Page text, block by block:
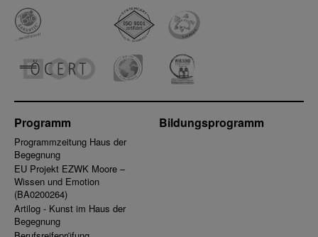
Programm
Programmzeitung Haus der
Begegnung
EU Projekt EZWK Moore –
Wissen und Emotion
(BA0200264)
Artilog - Kunst im Haus der
Begegnung
Bildungsprogramm